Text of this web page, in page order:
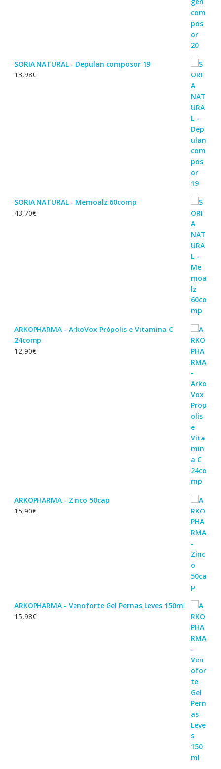
SORIA NATURAL - Depulan composor 19
13,98€
SORIA NATURAL - Memoalz 60comp
43,70€
ARKOPHARMA - ArkoVox Própolis e Vitamina C
24comp
12,90€
ARKOPHARMA - Zinco 50cap
15,90€
ARKOPHARMA - Venoforte Gel Pernas Leves 150ml
15,98€